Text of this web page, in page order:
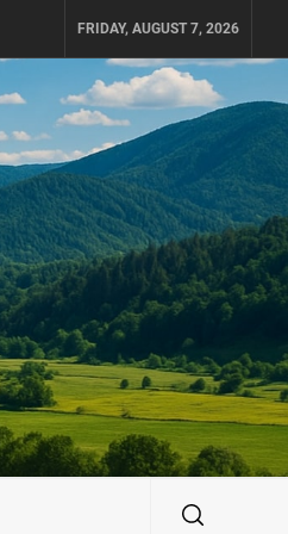
FRIDAY, AUGUST 7, 2026